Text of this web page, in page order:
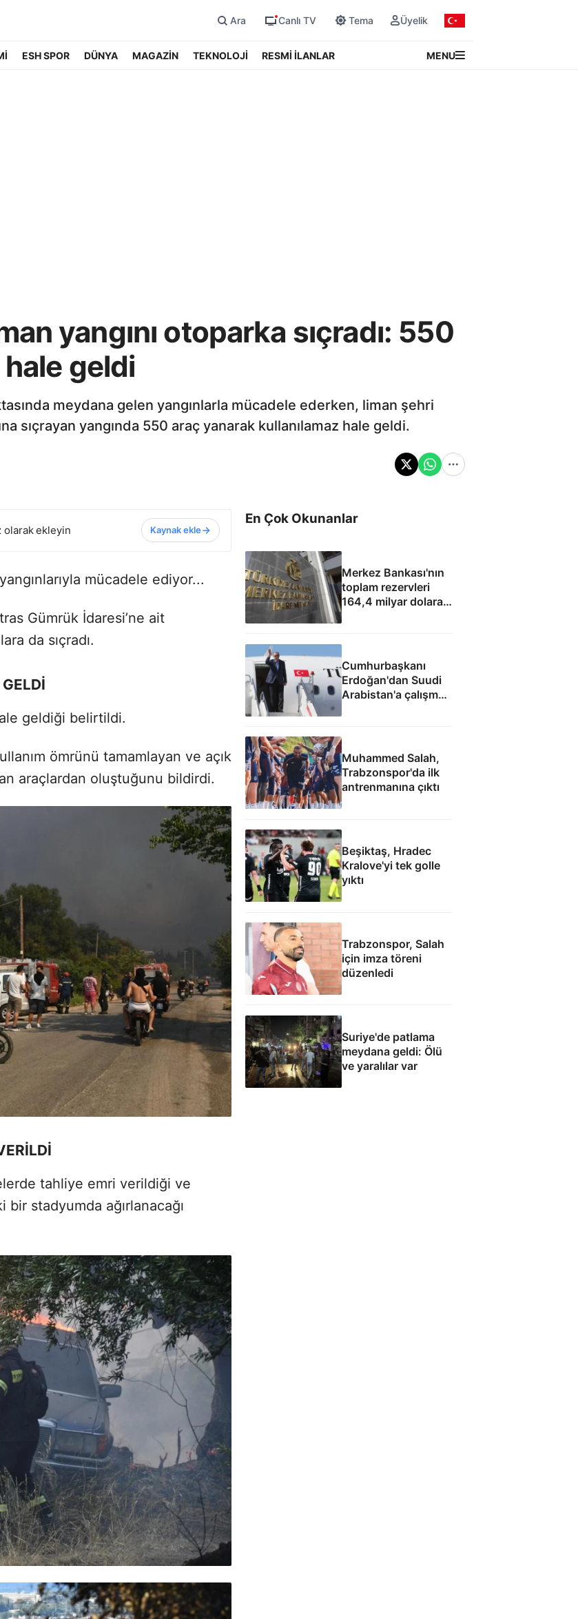
Ara Canlı TV Tema Üyelik
ESH SPOR DÜNYA MAGAZİN TEKNOLOJİ RESMİ İLANLAR MENU
yangını otoparka sıçradı: 550
hale geldi
meydana gelen yangınlarla mücadele ederken, liman şehri
sıçrayan yangında 550 araç yanarak kullanılamaz hale geldi.
olarak ekleyin Kaynak ekle
mücadele ediyor...
Gümrük İdaresi’ne ait
da sıçradı.
geldiği belirtildi.
ömrünü tamamlayan ve açık
araçlardan oluştuğunu bildirdi.
tahliye emri verildiği ve
stadyumda ağırlanacağı
En Çok Okunanlar
Merkez Bankası'nın
toplam rezervleri
164,4 milyar dolara
yükseldi
Cumhurbaşkanı
Erdoğan'dan Suudi
Arabistan'a çalışma
Muhammed Salah,
Trabzonspor'da ilk
antrenmanına çıktı
Beşiktaş, Hradec
Kralove'yi tek golle
yıktı
Trabzonspor, Salah
için imza töreni
düzenledi
Suriye'de patlama
meydana geldi: Ölü
ve yaralılar var